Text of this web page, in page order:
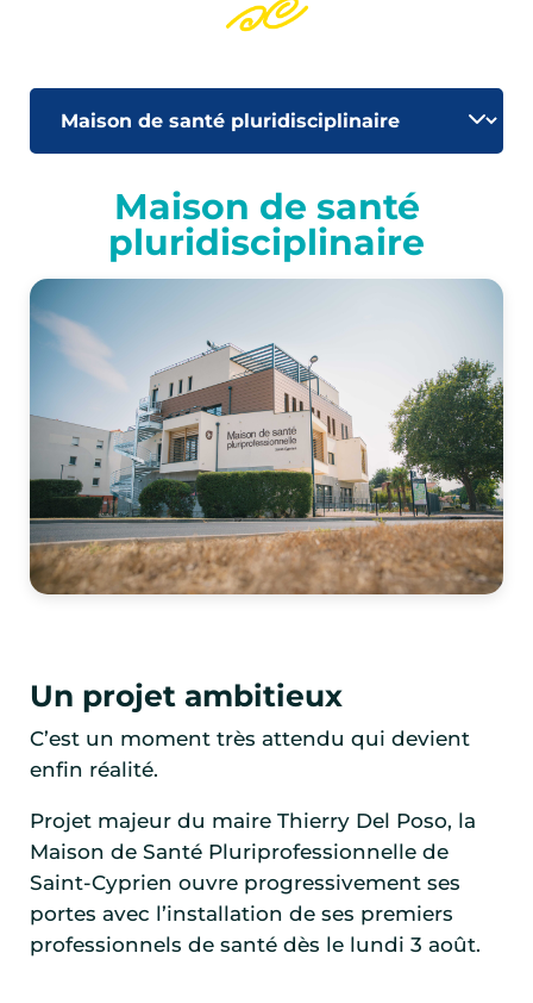
Maison de santé
pluridisciplinaire
Un projet ambitieux
C’est un moment très attendu qui devient
enfin réalité.
Projet majeur du maire Thierry Del Poso, la
Maison de Santé Pluriprofessionnelle de
Saint-Cyprien ouvre progressivement ses
portes avec l’installation de ses premiers
professionnels de santé dès le lundi 3 août.